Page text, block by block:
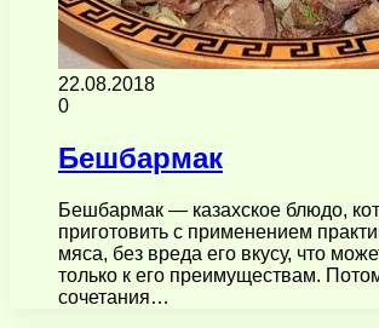
22.08.2018
0
Бешбармак
Бешбармак — казахское блюдо,
приготовить с применением
мяса, без вреда его вкусу, что
только к его преимуществам.
сочетания…